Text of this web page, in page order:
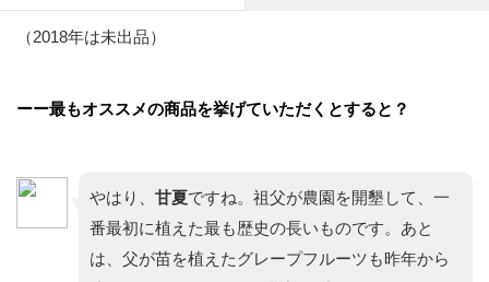
（2018年は未出品）
ーー最もオススメの商品を挙げていただくとすると？
やはり、 甘夏ですね。祖父が農園を開墾して、一
番最初に植えた最も歴史の長いものです。あと
は、父が苗を植えたグレープフルーツも昨年から